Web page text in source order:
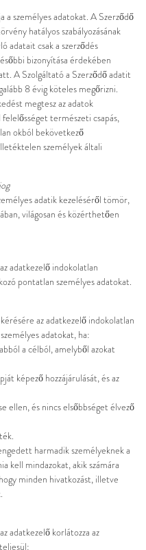
személyes adatokat. A Szerződő
hatályos szabályozásának
adatait csak a szerződés
bizonyítása érdekében
A Szolgáltató a Szerződő adatit
8 évig köteles megőrizni.
megtesz az adatok
természeti csapás,
okból bekövetkező
személyek általi
adatik kezeléséről tömör,
világosan és közérthetően
adatkezelő indokolatlan
pontatlan személyes adatokat.
az adatkezelő indokolatlan
adatokat, ha:
a célból, amelyből azokat
képező hozzájárulását, és az
ellen, és nincs elsőbbséget élvező
harmadik személyeknek a
kell mindazokat, akik számára
minden hivatkozást, illetve
adatkezelő korlátozza az